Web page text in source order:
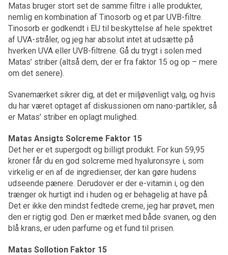
Matas bruger stort set de samme filtre i alle produkter,
nemlig en kombination af Tinosorb og et par UVB-filtre.
Tinosorb er godkendt i EU til beskyttelse af hele spektret
af UVA-stråler, og jeg har absolut intet at udsætte på
hverken UVA eller UVB-filtrene. Gå du trygt i solen med
Matas’ striber (altså dem, der er fra faktor 15 og op – mere
om det senere).
Svanemærket sikrer dig, at det er miljøvenligt valg, og hvis
du har været optaget af diskussionen om nano-partikler, så
er Matas’ striber en oplagt mulighed.
Matas Ansigts Solcreme Faktor 15
Det her er et supergodt og billigt produkt. For kun 59,95
kroner får du en god solcreme med hyaluronsyre i, som
virkelig er en af de ingredienser, der kan gøre hudens
udseende pænere. Derudover er der e-vitamin i, og den
trænger ok hurtigt ind i huden og er behagelig at have på.
Det er ikke den mindst fedtede creme, jeg har prøvet, men
den er rigtig god. Den er mærket med både svanen, og den
blå krans, er uden parfume og et fund til prisen.
Matas Sollotion Faktor 15